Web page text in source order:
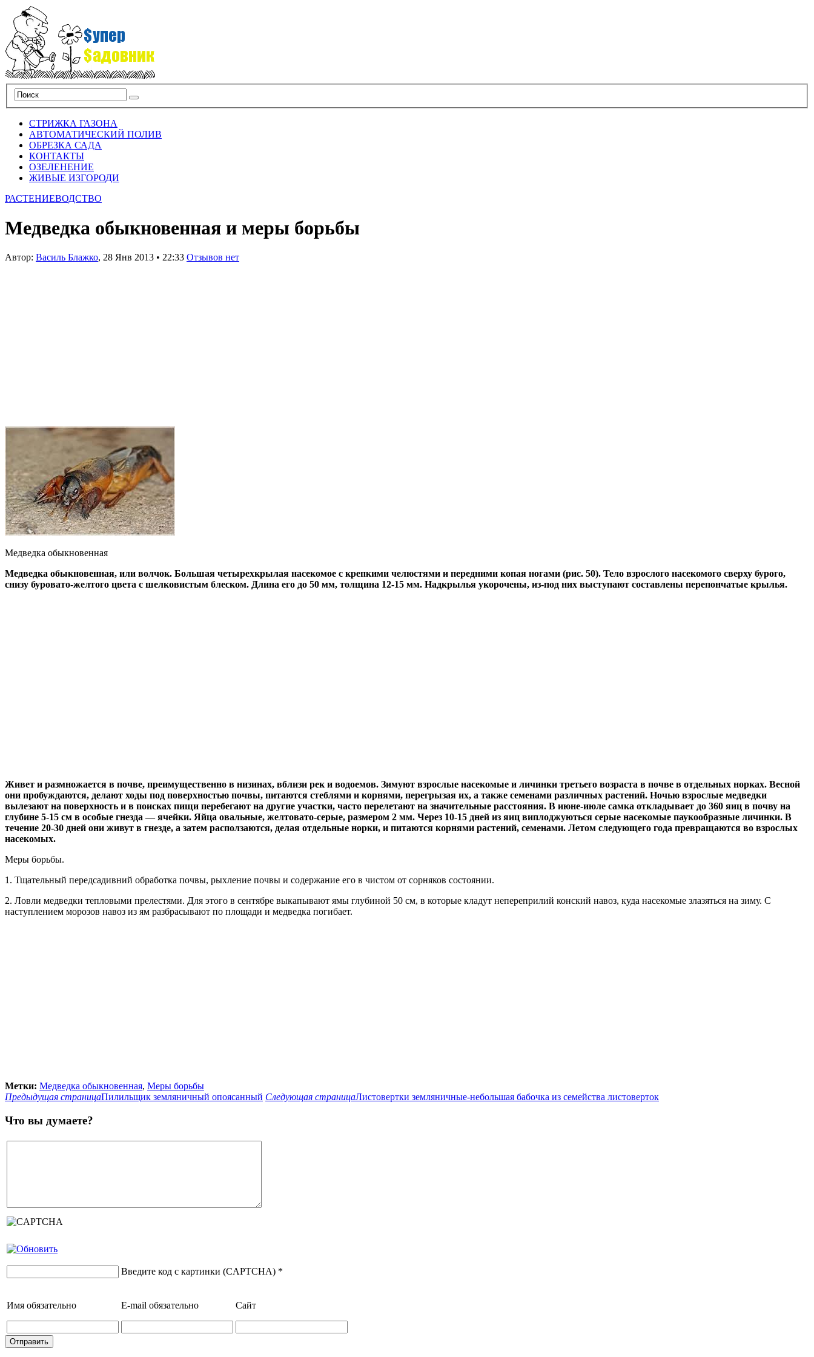
СТРИЖКА ГАЗОНА
АВТОМАТИЧЕСКИЙ ПОЛИВ
ОБРЕЗКА САДА
КОНТАКТЫ
ОЗЕЛЕНЕНИЕ
ЖИВЫЕ ИЗГОРОДИ
РАСТЕНИЕВОДСТВО
Медведка обыкновенная и меры борьбы
Автор: Василь Блажко, 28 Янв 2013 • 22:33 Отзывов нет
Медведка обыкновенная
Медведка обыкновенная, или волчок. Большая четырехкрылая насекомое с крепкими челюстями и передними копая ногами (рис. 50). Тело взрослого насекомого сверху бурого,
снизу буровато-желтого цвета с шелковистым блеском. Длина его до 50 мм, толщина 12-15 мм. Надкрылья укорочены, из-под них выступают составлены перепончатые крылья.
Живет и размножается в почве, преимущественно в низинах, вблизи рек и водоемов. Зимуют взрослые насекомые и личинки третьего возраста в почве в отдельных норках. Весной
они пробуждаются, делают ходы под поверхностью почвы, питаются стеблями и корнями, перегрызая их, а также семенами различных растений. Ночью взрослые медведки
вылезают на поверхность и в поисках пищи перебегают на другие участки, часто перелетают на значительные расстояния. В июне-июле самка откладывает до 360 яиц в почву на
глубине 5-15 см в особые гнезда — ячейки. Яйца овальные, желтовато-серые, размером 2 мм. Через 10-15 дней из яиц виплоджуються серые насекомые паукообразные личинки. В
течение 20-30 дней они живут в гнезде, а затем расползаются, делая отдельные норки, и питаются корнями растений, семенами. Летом следующего года превращаются во взрослых
насекомых.
Меры борьбы.
1. Тщательный передсадивний обработка почвы, рыхление почвы и содержание его в чистом от сорняков состоянии.
2. Ловли медведки тепловыми прелестями. Для этого в сентябре выкапывают ямы глубиной 50 см, в которые кладут непереприлий конский навоз, куда насекомые злазяться на зиму. С
наступлением морозов навоз из ям разбрасывают по площади и медведка погибает.
Метки: Медведка обыкновенная, Меры борьбы
Предыдущая страницаПилильщик земляничный опоясанный Следующая страницаЛистовертки земляничные-небольшая бабочка из семейства листоверток
Что вы думаете?
Введите код с картинки (CAPTCHA) *
Имя обязательно E-mail обязательно Сайт